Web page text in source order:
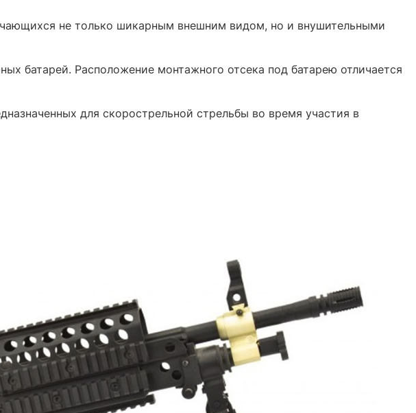
не только шикарным внешним видом, но и внушительными
батарей. Расположение монтажного отсека под батарею отличается
для скорострельной стрельбы во время участия в